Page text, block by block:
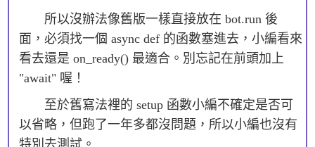
所以沒辦法像舊版一樣直接放在 bot.run 後
面，必須找一個 async def 的函數塞進去，小編看來
看去還是 on_ready() 最適合。別忘記在前頭加上
"await" 喔！
至於舊寫法裡的 setup 函數小編不確定是否可
以省略，但跑了一年多都沒問題，所以小編也沒有
特別去測試。